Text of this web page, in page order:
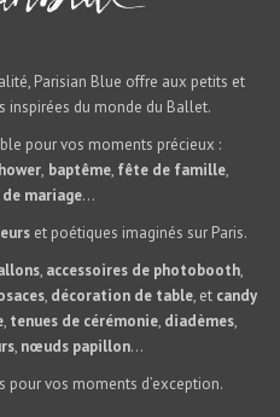
Parisian Blue offre aux petits et
inspirées du monde du Ballet.
pour vos moments précieux :
, baptême, fête de famille,
mariage...
et poétiques imaginés sur Paris.
, accessoires de photobooth,
, décoration de table, et candy
, tenues de cérémonie, diadèmes,
, nœuds papillon…
pour vos moments d’exception.